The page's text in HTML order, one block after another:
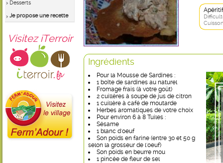
Desserts
Je propose une recette
Visitez iTerroir
Ingrédients
Pour la Mousse de Sardines :
1 boîte de sardines au naturel
Fromage frais (à votre goût)
2 cuillères à soupe de jus de citron
1 cuillère à café de moutarde
Herbes aromatiques de votre choix
Pour environ 6 à 8 Tuiles :
Sésame
1 blanc d'oeuf
Son poids en farine (entre 30 et 50 g
selon la grosseur de l'oeuf)
Son poids en beurre mou
1 pincée de fleur de sel